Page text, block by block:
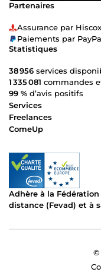
Partenaires
Assurance par Hiscox
Paiements par
Statistiques
38 956 services
1 335 081 commandes
99 % d’avis positifs
Services
Freelances
ComeUp
Adhère à la
distance (Fevad) et à
©